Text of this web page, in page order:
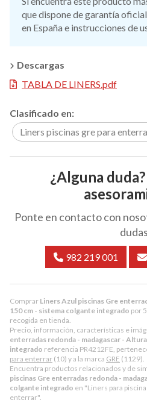
Comprar Liners Azul piscinas Gre
150 cm - sistema colgante integrado por
recogida en tienda.
Precio, información, características e
enterradas redonda - madagascar -
integrado referencia PR4212FE,
para enterrar (10) y a la marca GRE (1129).
Encuentra productos relacionados y de
piscinas Gre enterradas redonda -
colgante integrado en "Liners para
enterrar".
que dispone de garantía
en España e instrucciones de
Descargas
TABLA DE LINERS.pdf
Clasificado en:
Liners piscinas gre para
¿Alguna
Ponte en contacto con
982 219 001